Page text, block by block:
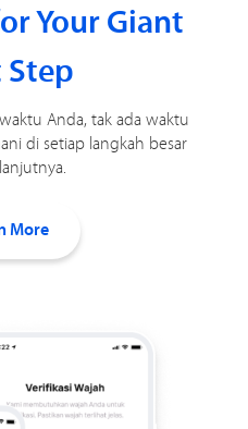
Your Giant
Step
Anda, tak ada waktu
di setiap langkah besar
More